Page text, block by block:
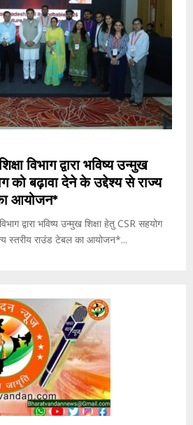
विभाग द्वारा भविष्य उन्मुख
को बढ़ावा देने के उद्देश्य से राज्य
आयोजन*
द्वारा भविष्य उन्मुख शिक्षा हेतु CSR सहयोग
स्तरीय राउंड टेबल का आयोजन*...